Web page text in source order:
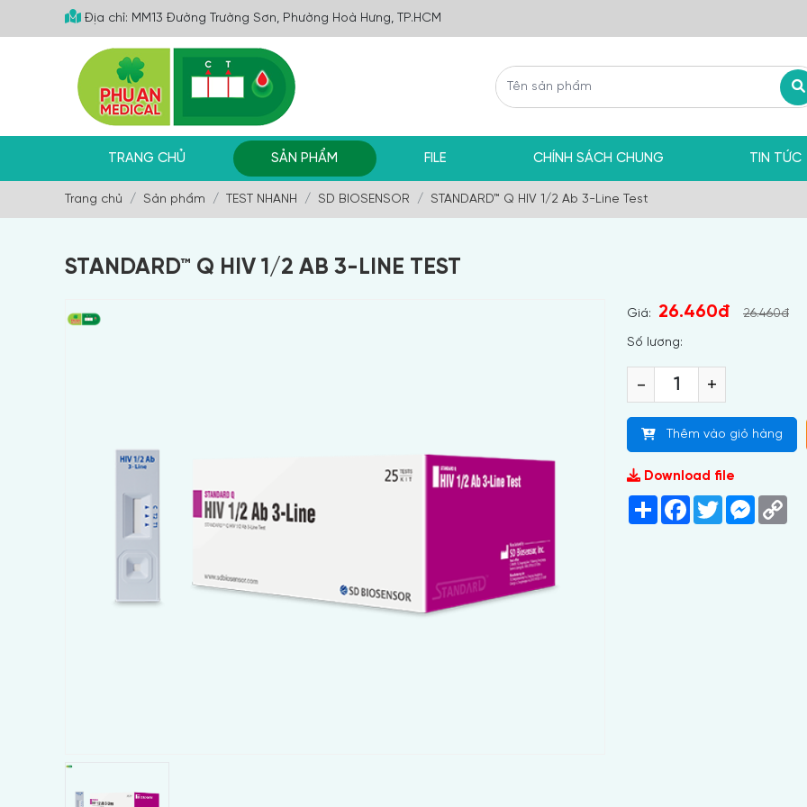
Địa chỉ: MM13 Đường Trường Sơn, Phường Hoà Hưng, TP.HCM
TRANG CHỦ SẢN PHẨM FILE CHÍNH SÁCH CHUNG TIN TỨC
Trang chủ Sản phẩm TEST NHANH SD BIOSENSOR STANDARD™ Q HIV 1/2 Ab 3-Line Test
STANDARD™ Q HIV 1/2 AB 3-LINE TEST
Giá: 26.460đ 26.460đ
Số lương:
- +
Thêm vào giỏ hàng
Download file
Share Facebook
Twitter